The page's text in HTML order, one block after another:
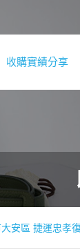
收購實績分享
安區 捷運忠孝